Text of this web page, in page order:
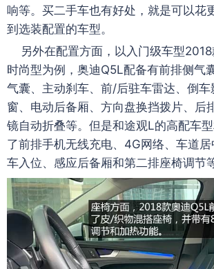
响等。买二手车也有好处，就是可以花
到选装配置的车型。
另外在配置方面，以入门级车型
时尚型为例，奥迪Q5L配备有前排侧气
气囊、主动刹车、前/后驻车雷达、倒车
窗、电动后备厢、方向盘换挡拨片、后
镜自动折叠等。但是和途观L的高配车
了前排手机无线充电、4G网络、车道
车入位、感应后备厢和第二排座椅调节等